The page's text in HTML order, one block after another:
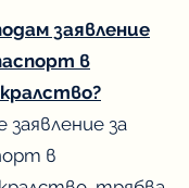
заявление
в
за
в